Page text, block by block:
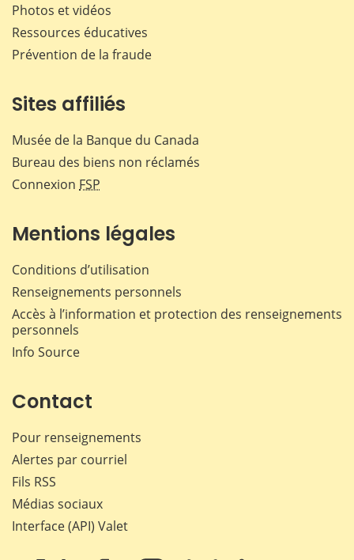
Photos et vidéos
Ressources éducatives
Prévention de la fraude
Sites affiliés
Musée de la Banque du Canada
Bureau des biens non réclamés
Connexion FSP
Mentions légales
Conditions d’utilisation
Renseignements personnels
Accès à l’information et protection des renseignements
personnels
Info Source
Contact
Pour renseignements
Alertes par courriel
Fils RSS
Médias sociaux
Interface (API) Valet